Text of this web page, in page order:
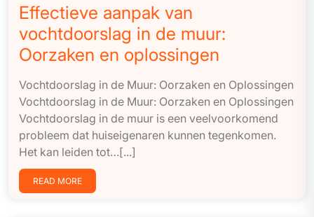
Effectieve aanpak van
vochtdoorslag in de muur:
Oorzaken en oplossingen
Vochtdoorslag in de Muur: Oorzaken en Oplossingen
Vochtdoorslag in de Muur: Oorzaken en Oplossingen
Vochtdoorslag in de muur is een veelvoorkomend
probleem dat huiseigenaren kunnen tegenkomen.
Het kan leiden tot…[...]
READ MORE